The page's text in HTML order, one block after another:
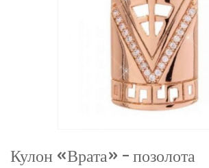
Кулон «Врата» - позолота